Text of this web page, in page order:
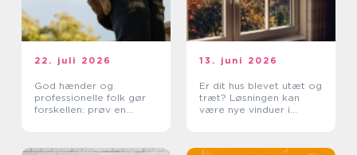
22. juli 2026
God hænder og
professionelle folk gør
forskellen: prøv en
13. juni 2026
Er dit hus blevet utæt og
træt? Løsningen kan
være nye vinduer i